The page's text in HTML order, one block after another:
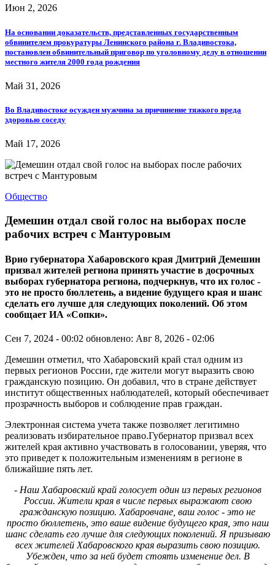
Июн 2, 2026
На основании доказательств, представленных государственным
обвинителем прокуратуры Ленинского района г. Владивостока,
постановлен обвинительный приговор по уголовному делу в отношении
местного жителя 2000 года рождения
Май 31, 2026
Во Владивостоке осужден мужчина за причинение тяжкого вреда
здоровью соседу
Май 17, 2026
Общество
Демешин отдал свой голос на выборах после
рабочих встреч с Мантуровым
Врио губернатора Хабаровского края Дмитрий Демешин
призвал жителей региона принять участие в досрочных
выборах губернатора региона, подчеркнув, что их голос -
это не просто бюллетень, а видение будущего края и шанс
сделать его лучше для следующих поколений. Об этом
сообщает ИА «Сопки».
Сен 7, 2024 - 00:02 обновлено: Авг 8, 2026 - 02:06
Демешин отметил, что Хабаровский край стал одним из
первых регионов России, где жители могут выразить свою
гражданскую позицию. Он добавил, что в стране действует
институт общественных наблюдателей, который обеспечивает
прозрачность выборов и соблюдение прав граждан.
Электронная система учета также позволяет легитимно
реализовать избирательное право.Губернатор призвал всех
жителей края активно участвовать в голосовании, уверяя, что
это приведет к положительным изменениям в регионе в
ближайшие пять лет.
- Наш Хабаровский край голосует один из первых регионов
России. Жители края в числе первых выражают свою
гражданскую позицию. Хабаровчане, ваш голос - это не
просто бюллетень, это ваше видение будущего края, это наш
шанс сделать его лучше для следующих поколений. Я призываю
всех жителей Хабаровского края выразить свою позицию.
Убежден, что за ней будет стоять изменение дел. В